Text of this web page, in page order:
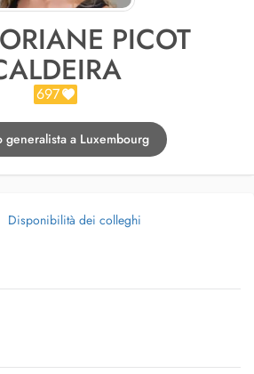
PICOT
697
generalista a Luxembourg
Disponibilità dei colleghi